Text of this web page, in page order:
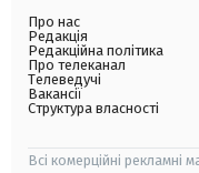
Про нас
Редакція
Редакційна політика
Про телеканал
Телеведучі
Вакансії
Структура власності
Всі комерційні рекламні